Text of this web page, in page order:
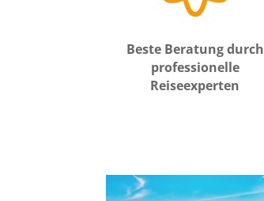
Beste Beratung durch
professionelle
Reiseexperten